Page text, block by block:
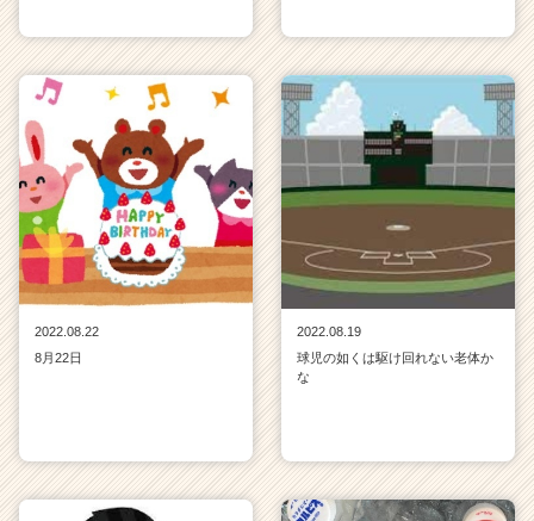
2022.08.22
8月22日
2022.08.19
球児の如くは駆け回れない老体か
な